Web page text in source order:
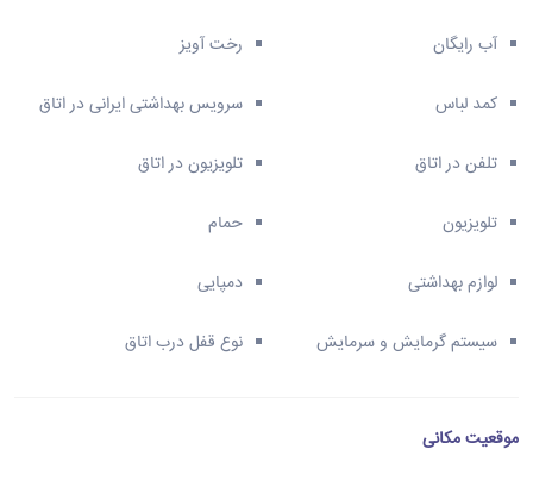
آب رایگان رخت آویز
کمد لباس سرویس بهداشتی ایرانی در اتاق
تلفن در اتاق تلویزیون در اتاق
تلویزیون حمام
لوازم بهداشتی دمپایی
سیستم گرمایش و سرمایش نوع قفل درب اتاق
موقعیت مکانی